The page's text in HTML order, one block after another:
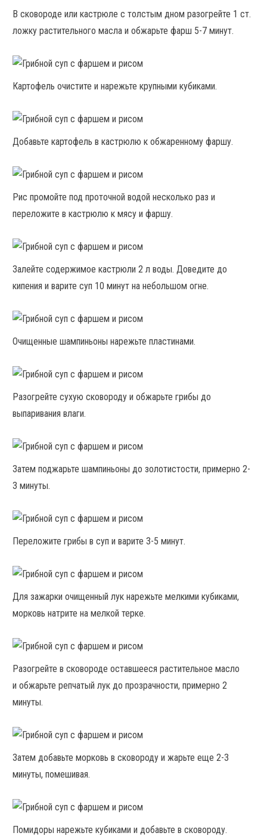
В сковороде или кастрюле с толстым дном разогрейте 1 ст.
ложку растительного масла и обжарьте фарш 5-7 минут.
Картофель очистите и нарежьте крупными кубиками.
Добавьте картофель в кастрюлю к обжаренному фаршу.
Рис промойте под проточной водой несколько раз и
переложите в кастрюлю к мясу и фаршу.
Залейте содержимое кастрюли 2 л воды. Доведите до
кипения и варите суп 10 минут на небольшом огне.
Очищенные шампиньоны нарежьте пластинами.
Разогрейте сухую сковороду и обжарьте грибы до
выпаривания влаги.
Затем поджарьте шампиньоны до золотистости, примерно 2-
3 минуты.
Переложите грибы в суп и варите 3-5 минут.
Для зажарки очищенный лук нарежьте мелкими кубиками,
морковь натрите на мелкой терке.
Разогрейте в сковороде оставшееся растительное масло
и обжарьте репчатый лук до прозрачности, примерно 2
минуты.
Затем добавьте морковь в сковороду и жарьте еще 2-3
минуты, помешивая.
Помидоры нарежьте кубиками и добавьте в сковороду.